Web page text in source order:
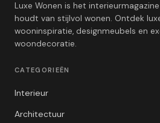
Luxe Wonen is het
houdt van stijlvol wonen. Ontdek
wooninspiratie, designmeubels en
woondecoratie.
CATEGORIEËN
Interieur
Architectuur